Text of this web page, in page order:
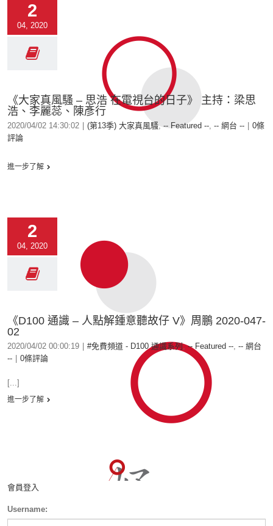
2
04, 2020
《大家真風騷 – 思浩 在電視台的日子》 主持：梁思
浩、李麗蕊、陳彥行
2020/04/02 14:30:02 (第13季) 大家真風騷,-- Featured --, -- 網台 --
0條
評論
進一步了解
2
04, 2020
《D100 通識 – 人點解鍾意聽故仔 V》周鵬 2020-047-
02
2020/04/02 00:00:19 #免費頻道 - D100 通識系列,-- Featured --, -- 網台
--
0條評論
[...]
進一步了解
會員登入
Username: